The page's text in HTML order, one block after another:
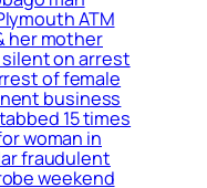
ATM
her mother
on arrest
of female
business
15 times
woman in
fraudulent
weekend